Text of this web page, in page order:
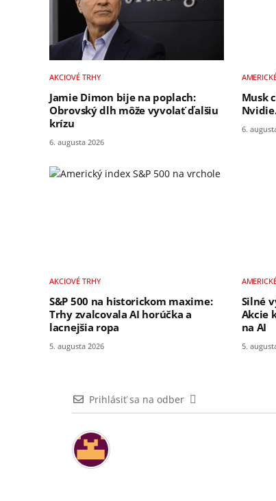
AKCIOVÉ TRHY
Jamie Dimon bije na poplach:
Obrovský dlh môže vyvolať ďalšiu
krízu
6. augusta 2026
Musk
6.
AKCIOVÉ TRHY
S&P 500 na historickom maxime:
Trhy zvalcovala AI horúčka a
lacnejšia ropa
5. augusta 2026
Silné
Akcie
na AI
5.
Prihlásiť sa na odber